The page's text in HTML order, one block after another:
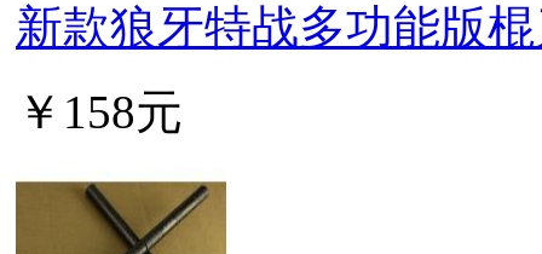
新款狼牙特战多功能版
￥158元